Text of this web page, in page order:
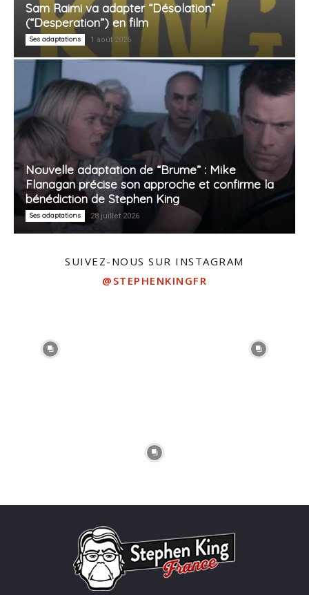
Sam Raimi va adapter “Désolation”
(“Desperation”) en film
Ses adaptations 1 août 2026
Nouvelle adaptation de “Brume” : Mike
Flanagan précise son approche et confirme la
bénédiction de Stephen King
Ses adaptations 28 juillet 2026
SUIVEZ-NOUS SUR INSTAGRAM
@STEPHENKINGFR